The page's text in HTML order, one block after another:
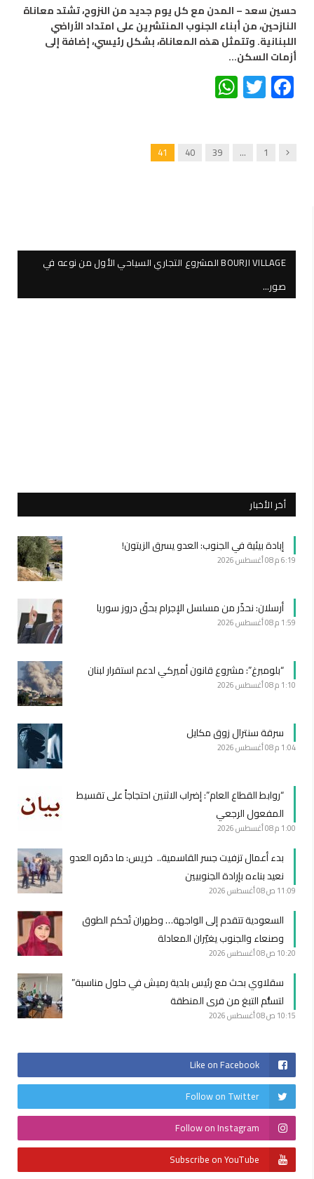
حسين سعد – المدن مع كل يوم جديد من النزوح، تشتد معاناة
النازحين، من أبناء الجنوب المنتشرين على امتداد الأراضي
اللبنانية. وتتمثل هذه المعاناة، بشكل رئيسي، إضافة إلى
أزمات السكن…
Facebook
Twitter
Previous
1
…
39
40
41
BOURJI VILLAGE المشروع التجاري السياحي الأول من نوعه في
صور…
أخر الأخبار
إبادة بيئية في الجنوب: العدو يسرق الزيتون!
6:19 م 08 أغسطس 2026
أرسلان: نحذّر من مسلسل الإجرام بحقّ دروز سوريا
1:59 م 08 أغسطس 2026
“بلومبرغ”: مشروع قانون أميركي لدعم استقرار لبنان
1:10 م 08 أغسطس 2026
سرقة سنترال زوق مكايل
1:04 م 08 أغسطس 2026
“روابط القطاع العام”: إضراب الاثنين احتجاجاً على تقسيط
المفعول الرجعي
1:00 م 08 أغسطس 2026
بدء أعمال تزفيت جسر القاسمية.. خريس: ما دمّره العدو
نعيد بناءه بإرادة الجنوبيين
11:09 ص 08 أغسطس 2026
السعودية تتقدم إلى الواجهة… وطهران تُحكم الطوق
وصنعاء والجنوب يغيّران المعادلة
10:20 ص 08 أغسطس 2026
سقلاوي بحث مع رئيس بلدية رميش في حلول مناسبة”
لتسلُّم التبغ من قرى المنطقة
10:15 ص 08 أغسطس 2026
Like on Facebook
Follow on Twitter
Follow on Instagram
Subscribe on YouTube